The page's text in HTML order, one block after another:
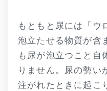
もともと尿には「ウ
泡立たせる物質が含
も尿が泡立つこと自
りません。尿の勢い
注がれたときに起こ